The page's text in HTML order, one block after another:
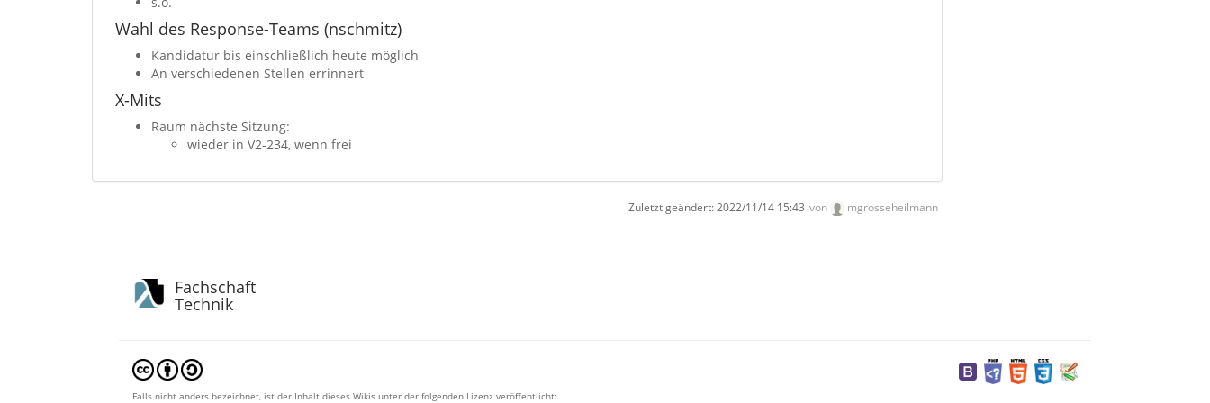
Wahl des Response-Teams (nschmitz)
Kandidatur bis einschließlich heute möglich
An verschiedenen Stellen errinnert
X-Mits
Raum nächste Sitzung:
wieder in V2-234, wenn frei
Zuletzt geändert: 2022/11/14 15:43 von mgrosseheilmann
Fachschaft
Technik
Falls nicht anders bezeichnet, ist der Inhalt dieses Wikis unter der folgenden Lizenz veröffentlicht: